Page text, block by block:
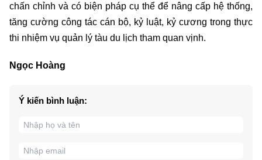
chấn chỉnh và có biện pháp cụ thể để nâng cấp hệ thống,
tăng cường công tác cán bộ, kỷ luật, kỷ cương trong thực
thi nhiệm vụ quản lý tàu du lịch tham quan vịnh.
Ngọc Hoàng
Ý kiến bình luận: